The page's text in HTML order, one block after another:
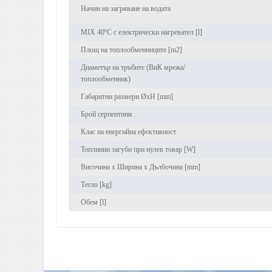
Начин на загряване на водата
MIX 40ºC с електрически нагревател [l]
Площ на топлообменниците [m2]
Диаметър на тръбите (ВиК мрежа/
топлообменник)
Габаритни размери ØxH [mm]
Брой серпентини
Клас на енергийна ефективност
Топлинни загуби при нулев товар [W]
Височина x Ширина х Дълбочина [mm]
Тегло [kg]
Обем [l]